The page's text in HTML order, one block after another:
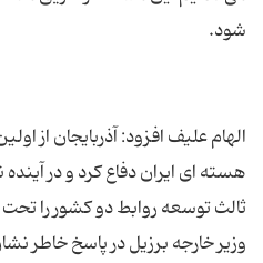
الهام علیف افزود: آذربایجان از
هسته ای ایران دفاع کرد و در آینده
وزیر خارجه برزیل در پاسخ خاطر